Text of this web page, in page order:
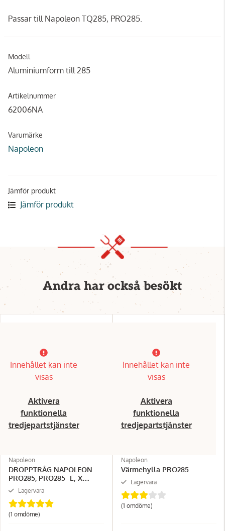
Passar till Napoleon TQ285, PRO285.
Modell
Aluminiumform till 285
Artikelnummer
62006NA
Varumärke
Napoleon
Jämför produkt
Jämför produkt
Andra har också besökt
Innehållet kan inte
visas
Aktivera
funktionella
tredjepartstjänster
Napoleon
DROPPTRÅG NAPOLEON
PRO285, PRO285 -E,-X
TQ285 TQ285X
Lagervara
(1 omdöme)
Innehållet kan inte
visas
Aktivera
funktionella
tredjepartstjänster
Napoleon
Värmehylla PRO285
Lagervara
(1 omdöme)